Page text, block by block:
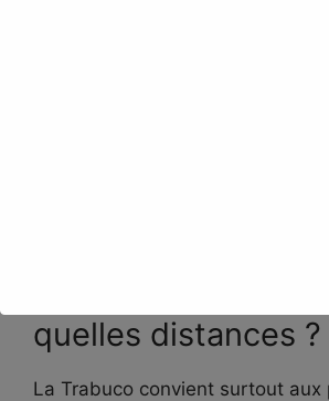
quelles distances ?
La Trabuco convient surtout aux